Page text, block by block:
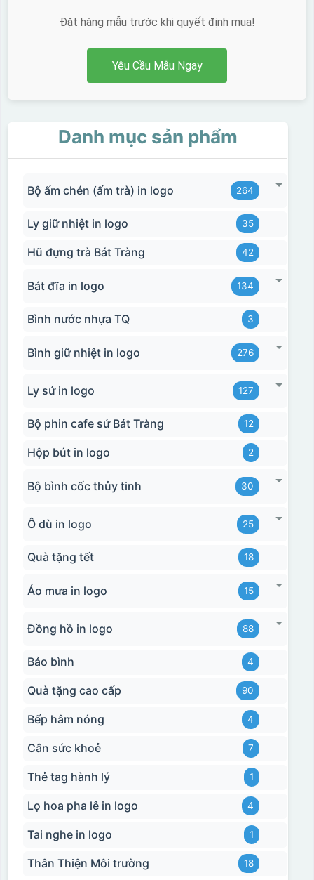
Đặt hàng mẫu trước khi quyết định mua!
Yêu Cầu Mẫu Ngay
Danh mục sản phẩm
Bộ ấm chén (ấm trà) in logo 264
Ly giữ nhiệt in logo 35
Hũ đựng trà Bát Tràng 42
Bát đĩa in logo 134
Bình nước nhựa TQ 3
Bình giữ nhiệt in logo 276
Ly sứ in logo 127
Bộ phin cafe sứ Bát Tràng 12
Hộp bút in logo 2
Bộ bình cốc thủy tinh 30
Ô dù in logo 25
Quà tặng tết 18
Áo mưa in logo 15
Đồng hồ in logo 88
Bảo bình 4
Quà tặng cao cấp 90
Bếp hâm nóng 4
Cân sức khoẻ 7
Thẻ tag hành lý 1
Lọ hoa pha lê in logo 4
Tai nghe in logo 1
Thân Thiện Môi trường 18